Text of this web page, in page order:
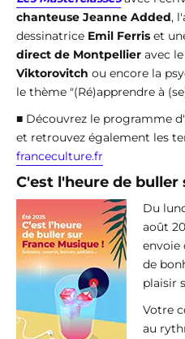
chanteuse Jeanne Added,
dessinatrice Emil Ferris et
direct de Montpellier avec
Viktorovitch ou encore la
le thème "(Ré)apprendre à
■ Découvrez le programme
et retrouvez également les
franceculture.fr
C'est l'heure de buller
Du
août
envoie
de
plaisir
Votre
au